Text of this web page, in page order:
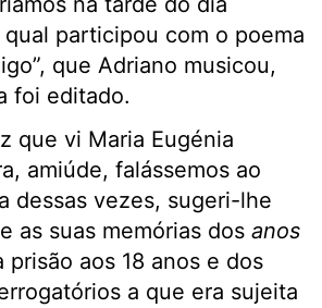
participou com o poema
que Adriano musicou,
foi editado.
que vi Maria Eugénia
amiúde, falássemos ao
dessas vezes, sugeri-lhe
as suas memórias dos anos
prisão aos 18 anos e dos
a que era sujeita